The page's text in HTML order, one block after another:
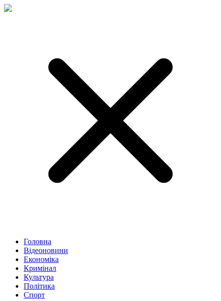
Головна
Відеоновини
Економіка
Кримінал
Культура
Політика
Спорт